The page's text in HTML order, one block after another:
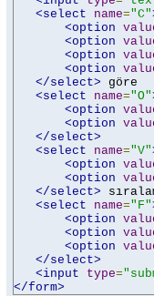
<select
name="C"
<option
<option
<option
<option
</select> göre
<select
name="O"
<option
<option
</select>
<select
name="V"
<option
<option
</select>
<select
name="F"
<option
<option
<option
</select>
<input
type=
</form>